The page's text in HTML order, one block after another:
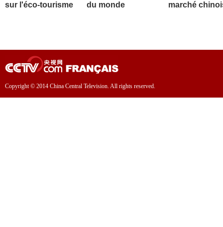
sur l'éco-tourisme
du monde
marché
Copyright © 2014 China Central Television. All rights reserved.